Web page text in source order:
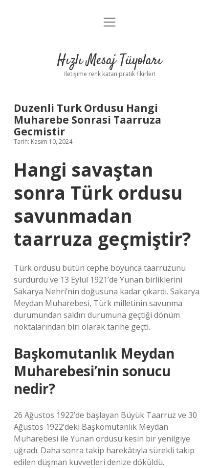
Anasayfa
Yasal Uyarı
menüyü
Hızlı Mesaj Tüyoları
İletişime renk katan pratik fikirler!
Duzenli Turk Ordusu Hangi
Muharebe Sonrasi Taarruza
Gecmistir
Tarih: Kasım 10, 2024
Hangi savaştan
sonra Türk ordusu
savunmadan
taarruza geçmiştir?
Türk ordusu bütün cephe boyunca taarruzunu
sürdürdü ve 13 Eylül 1921’de Yunan birliklerini
Sakarya Nehri’nin doğusuna kadar çıkardı. Sakarya
Meydan Muharebesi, Türk milletinin savunma
durumundan saldırı durumuna geçtiği dönüm
noktalarından biri olarak tarihe geçti.
Başkomutanlık Meydan
Muharebesi’nin sonucu
nedir?
26 Ağustos 1922’de başlayan Büyük Taarruz ve 30
Ağustos 1922’deki Başkomutanlık Meydan
Muharebesi ile Yunan ordusu kesin bir yenilgiye
uğradı. Daha sonra takip harekâtıyla sürekli takip
edilen düşman kuvvetleri denize döküldü.